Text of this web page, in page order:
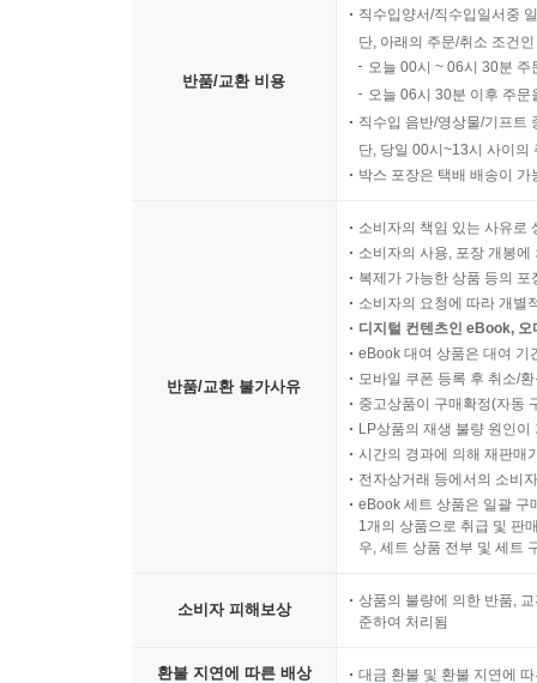
반품/교환 비용
직수입양서/직수입일서중
단, 아래의 주문/취소 조건
오늘 00시 ~ 06시 30분
오늘 06시 30분 이후 주
직수입 음반/영상물/기프트
단, 당일 00시~13시 사이의
박스 포장은 택배 배송이
반품/교환 불가사유
소비자의 책임 있는 사유로
소비자의 사용, 포장 개봉
복제가 가능한 상품 등의
소비자의 요청에 따라 개별
디지털 컨텐츠인 eBook,
eBook 대여 상품은 대여 기
모바일 쿠폰 등록 후 취소/
중고상품이 구매확정(자동
LP상품의 재생 불량 원인
시간의 경과에 의해 재판매
전자상거래 등에서의 소비
eBook 세트 상품은 일괄 구
1개의 상품으로 취급 및 판
우, 세트 상품 전부 및 세트
소비자 피해보상
상품의 불량에 의한 반품,
준하여 처리됨
환불 지연에 따른 배상 대금 환불 및 환불 지연에